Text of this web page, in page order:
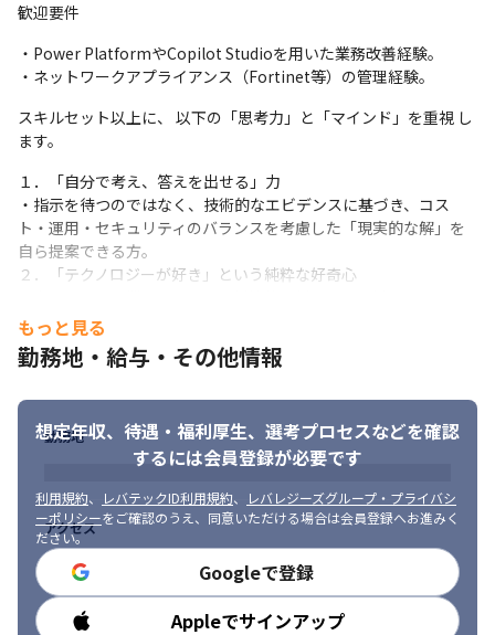
歓迎要件
・Power PlatformやCopilot Studioを用いた業務改善経験。
・ネットワークアプライアンス（Fortinet等）の管理経験。
スキルセット以上に、 以下の「思考力」と「マインド」を重視 し
ます。
１．「自分で考え、答えを出せる」力
・指示を待つのではなく、技術的なエビデンスに基づき、コス
ト・運用・セキュリティのバランスを考慮した「現実的な解」を
自ら提案できる方。
２．「テクノロジーが好き」という純粋な好奇心
しみ、自ら率先して試行錯誤（R&D）できる方。
３．「人に感謝されたい」という貢献意欲
・「システムを導入して終わり」ではなく、現場の社員が喜び、
もっと見る
勤務地・給与・その他情報
想定年収、待遇・福利厚生、 選考プロセスなどを確認
するには会員登録が必要です
利用規約、 レバテックID利用規約、
レバレジーズグループ・プライバシ
ーポリシーをご確認のうえ、同意いただける場合は会員登録へお進みく
ださい。
Googleで登録
Appleでサインアップ
勤務地
アクセス
勤務時間